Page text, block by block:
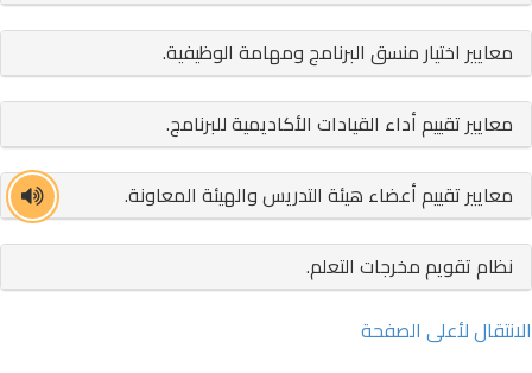
معايير اختيار منسق البرنامج ومهامة الوظيفية.
معايير تقييم أداء القيادات الأكاديمية للبرنامج.
معايير تقييم أعضاء هيئة التدريس والهيئة المعاونة.
نظام تقويم مخرجات التعلم.
الانتقال لأعلى الصفحة